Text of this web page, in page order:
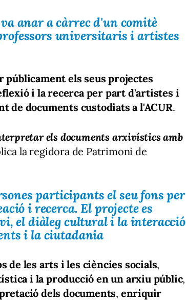
anar a càrrec d'un comitè
universitaris i artistes
públicament els seus projectes
i la recerca per part d'artistes i
de documents custodiats a l'ACUR.
els documents arxivístics amb
la regidora de Patrimoni de
participants el seu fons per
i recerca. El projecte es
el diàleg cultural i la interacció
i la ciutadania
de les arts i les ciències socials,
i la producció en un arxiu públic,
dels documents, enriquir